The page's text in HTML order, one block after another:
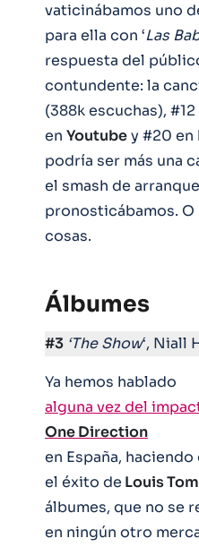
vaticinábamos uno
para ella con ‘Las
respuesta del
contundente: la
(388k escuchas), #12
en Youtubey #20 en
podría ser más una
el smash de
pronosticábamos. O
cosas.
Álbumes
#3 ‘The Show‘, Niall
Ya hemos hablado
alguna vez del
One Direction
en España,
el éxito de Louis
álbumes, que no se
en ningún otro